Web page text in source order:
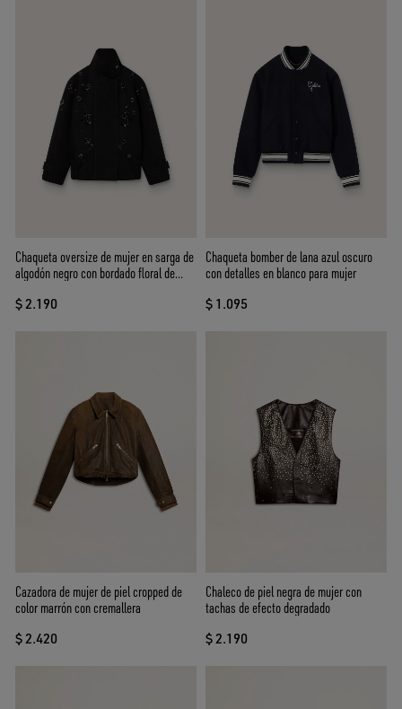
Chaqueta oversize de mujer en sarga de
algodón negro con bordado floral de
$ 2.190
Chaqueta bomber de lana azul oscuro
con detalles en blanco para mujer
$ 1.095
Cazadora de mujer de piel cropped de
color marrón con cremallera
$ 2.420
Chaleco de piel negra de mujer con
tachas de efecto degradado
$ 2.190